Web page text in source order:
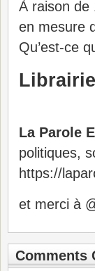
À raison de
en mesure
Qu’est-ce
La Parole
politiques,
https://
et merci à
Comments